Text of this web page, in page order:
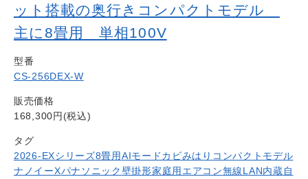
ット搭載の奥行きコンパクトモデル
主に8畳用 単相100V
型番
CS-256DEX-W
販売価格
168,300円(税込)
タグ
2026-EXシリーズ8畳用AIモードカビみはり コンパクトモデル
ナノイーXパナソニック壁掛形家庭用エアコン無線LAN内蔵自